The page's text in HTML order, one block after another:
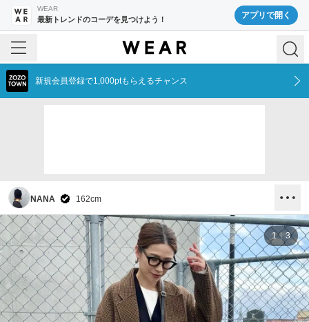
WEAR
最新トレンドのコーデを見つけよう！ アプリで開く
新規会員登録で1,000ptもらえるチャンス
NANA 162cm
1 3